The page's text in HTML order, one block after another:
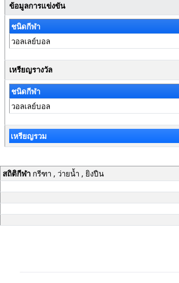
ข้อมูลการแข่งขัน
ชนิดกีฬา
วอลเลย์บอล
เหรียญรางวัล
ชนิดกีฬา
วอลเลย์บอล
เหรียญรวม
สถิติกีฬากรีฑา , ว่ายน้ำ , ยิงปืน